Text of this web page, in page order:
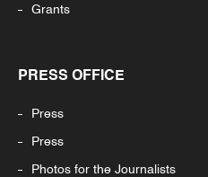
Grants
PRESS OFFICE
Press
Press
Photos for the Journalists